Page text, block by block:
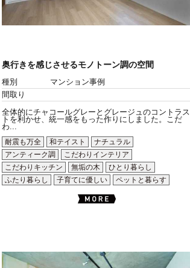
奥行きを感じさせるモノトーン調の空間
種別
マンション事例
間取り
全体的にチャコールグレーとグレージュのコントラス
トを利かせ、統一感をもった作りにしました。こだ
わ...
耐震も万全
和テイスト
ナチュラル
アンティーク調
こだわりインテリア
こだわりキッチン
無垢の木
ひとり暮らし
ふたり暮らし
子育てに優しい ペットと暮らす